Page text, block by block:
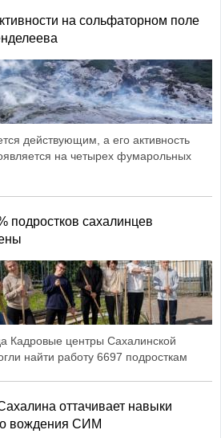
на сольфаторном поле
действующим, а его активность
на четырех фумарольных
подростков сахалинцев
Кадровые центры Сахалинской
найти работу 6697 подросткам
оттачивает навыки
вождения СИМ